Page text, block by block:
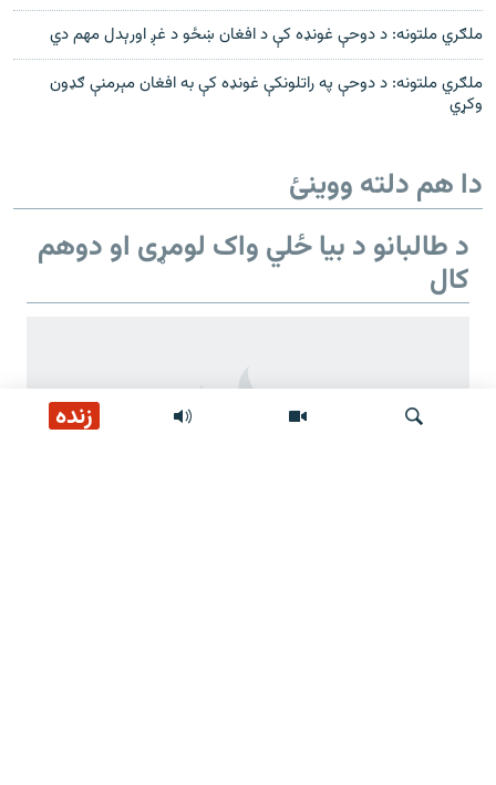
زنده
ملګري ملتونه: د دوحې غونډه کې د افغان ښځو د غږ اورېدل مهم دي
ملګري ملتونه: د دوحې په راتلونکې غونډه کې به افغان مېرمنې ګډون
وکړي
دا هم دلته ووینئ
د طالبانو د بیا ځلي واک لومړی او دوهم
کال